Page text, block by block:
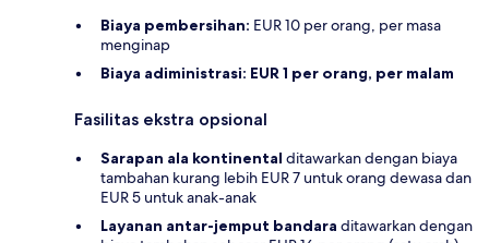
Biaya pembersihan: EUR 10 per orang, per masa
menginap
Biaya adiministrasi: EUR 1 per orang, per malam
Fasilitas ekstra opsional
Sarapan ala kontinental ditawarkan dengan biaya
tambahan kurang lebih EUR 7 untuk orang dewasa dan
EUR 5 untuk anak-anak
Layanan antar-jemput bandara ditawarkan dengan